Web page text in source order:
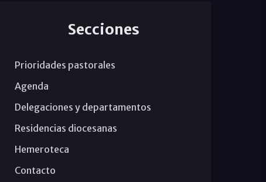
Secciones
Prioridades pastorales
Agenda
Delegaciones y departamentos
Residencias diocesanas
Hemeroteca
Contacto